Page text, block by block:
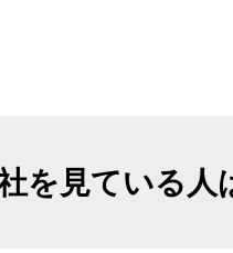
を見ている